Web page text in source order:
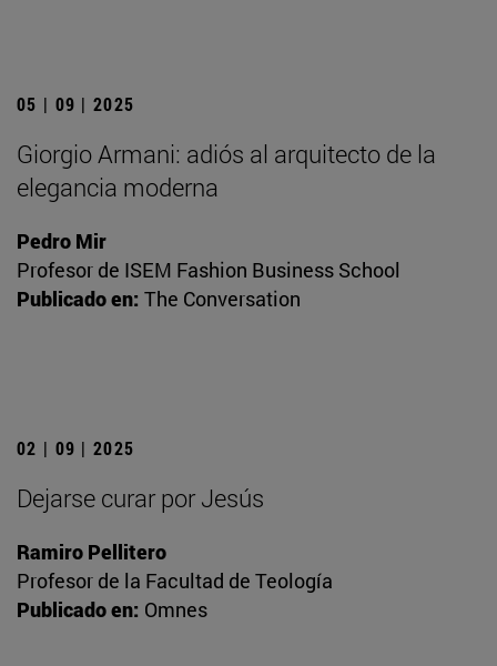
05 | 09 | 2025
Giorgio Armani: adiós al arquitecto de la
elegancia moderna
Pedro Mir
Profesor de ISEM Fashion Business School
Publicado en: The Conversation
02 | 09 | 2025
Dejarse curar por Jesús
Ramiro Pellitero
Profesor de la Facultad de Teología
Publicado en: Omnes